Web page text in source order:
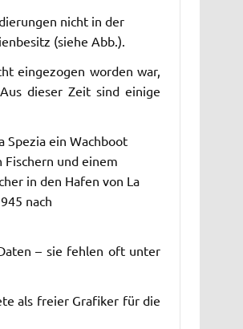
nicht in der
(siehe Abb.).
eingezogen worden war,
dieser Zeit sind einige
Spezia ein Wachboot
und einem
in den Hafen von La
nach
– sie fehlen oft unter
als freier Grafiker für die